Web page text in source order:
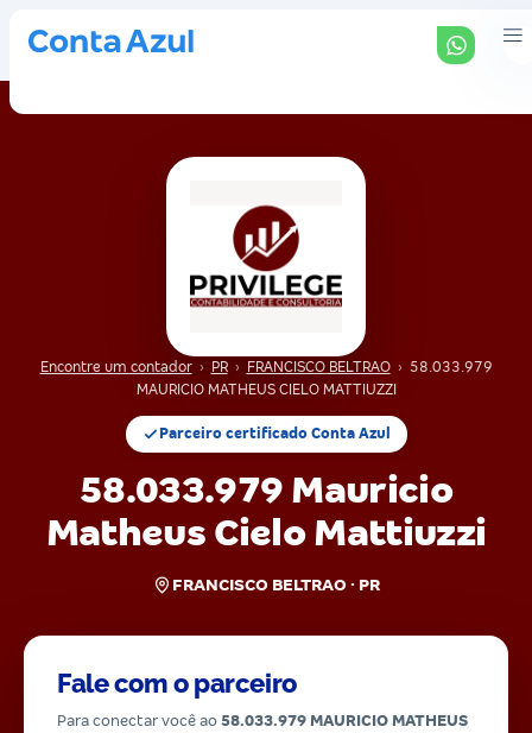
Encontre um contador › PR › FRANCISCO BELTRAO › 58.033.979
MAURICIO MATHEUS CIELO MATTIUZZI
Parceiro certificado Conta Azul
58.033.979 Mauricio
Matheus Cielo Mattiuzzi
FRANCISCO BELTRAO · PR
Fale com o parceiro
Para conectar você ao 58.033.979 MAURICIO MATHEUS